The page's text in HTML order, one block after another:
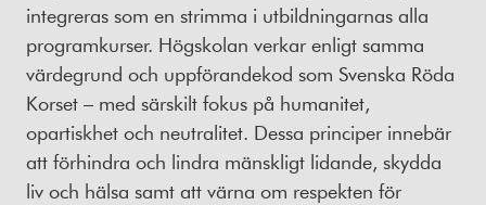
integreras som en strimma i utbildningarnas alla
programkurser. Högskolan verkar enligt samma
värdegrund och uppförandekod som Svenska Röda
Korset – med särskilt fokus på humanitet,
opartiskhet och neutralitet. Dessa principer innebär
att förhindra och lindra mänskligt lidande, skydda
liv och hälsa samt att värna om respekten för